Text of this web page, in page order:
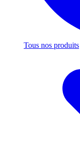
Tous nos produits